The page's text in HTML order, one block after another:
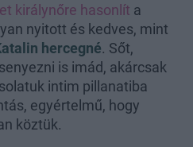
királynőre hasonlít a
nyitott és kedves, mint
hercegné. Sőt,
is imád, akárcsak
intim pillanatiba
egyértelmű, hogy
köztük.